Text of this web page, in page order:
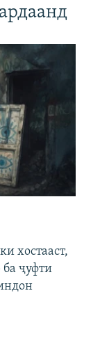
хостааст,
ҷуфти